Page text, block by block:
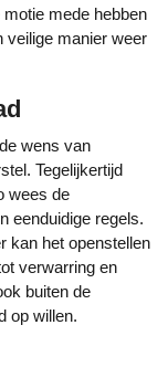
mede hebben
veilige manier weer
Tegelijkertijd
wees de
eenduidige regels.
kan het openstellen
verwarring en
buiten de
op willen.